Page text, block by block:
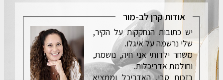
אודות קרן לב-מור
יש כתובות הנחקקות על הקיר,
שלי נרשמה על איגלו.
משחר ילדותי אני חיה, נושמת,
וחולמת אדריכלות.
בזכות סבי, האדריכל וממציא